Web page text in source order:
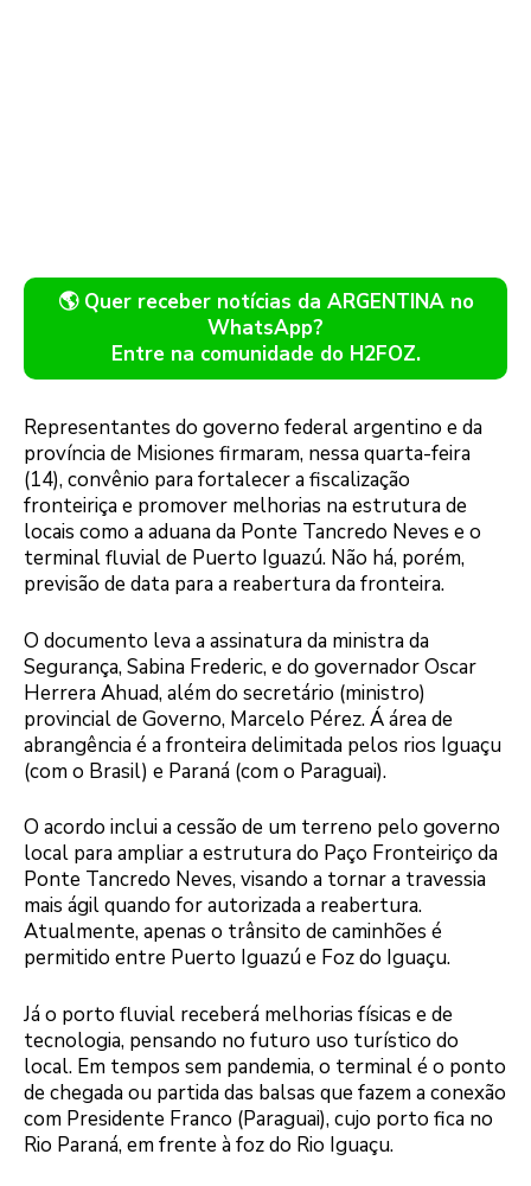
🌎 Quer receber notícias da ARGENTINA no
WhatsApp?
Entre na comunidade do H2FOZ.
Representantes do governo federal argentino e da
província de Misiones firmaram, nessa quarta-feira
(14), convênio para fortalecer a fiscalização
fronteiriça e promover melhorias na estrutura de
locais como a aduana da Ponte Tancredo Neves e o
terminal fluvial de Puerto Iguazú. Não há, porém,
previsão de data para a reabertura da fronteira.
O documento leva a assinatura da ministra da
Segurança, Sabina Frederic, e do governador Oscar
Herrera Ahuad, além do secretário (ministro)
provincial de Governo, Marcelo Pérez. Á área de
abrangência é a fronteira delimitada pelos rios Iguaçu
(com o Brasil) e Paraná (com o Paraguai).
O acordo inclui a cessão de um terreno pelo governo
local para ampliar a estrutura do Paço Fronteiriço da
Ponte Tancredo Neves, visando a tornar a travessia
mais ágil quando for autorizada a reabertura.
Atualmente, apenas o trânsito de caminhões é
permitido entre Puerto Iguazú e Foz do Iguaçu.
Já o porto fluvial receberá melhorias físicas e de
tecnologia, pensando no futuro uso turístico do
local. Em tempos sem pandemia, o terminal é o ponto
de chegada ou partida das balsas que fazem a conexão
com Presidente Franco (Paraguai), cujo porto fica no
Rio Paraná, em frente à foz do Rio Iguaçu.